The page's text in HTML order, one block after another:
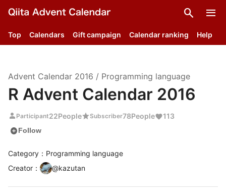
search menu
Top Calendars Gift campaign Calendar ranking Help
Advent Calendar 2016 / Programming language
R Advent Calendar 2016
person Participant22PeoplestarSubscriber78People 113
add_circleFollow
Category：Programming language
Creator ： @kazutan